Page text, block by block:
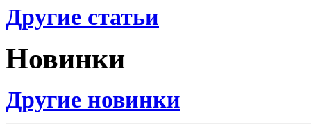
Другие статьи
Новинки
Другие новинки